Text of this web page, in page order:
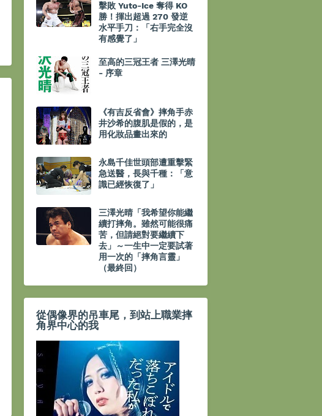
擊敗 Yuto-Ice 奪得 KO
勝！揮出超過 270 發逆
水平手刀：「右手完全沒
有感覺了」
至高的三冠王者 三澤光晴
- 序章
《有吉反省會》摔角手赤
井沙希的腹肌是假的，是
用化妝品畫出來的
永島千佳世頭部遭重擊緊
急送醫，長與千種：「意
識已經恢復了」
三澤光晴「我希望你能繼
續打摔角。雖然可能很痛
苦，但請絕對要繼續下
去」～一生中一定要試著
用一次的「摔角言靈」
（最終回）
從偶像界的吊車尾，到站上職業摔
角界中心的我